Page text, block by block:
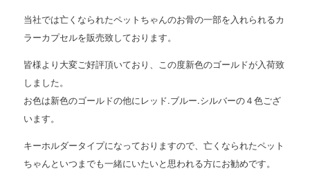
当社では亡くなられたペットちゃんのお骨の一部を入れられるカ
ラーカプセルを販売致しております。
皆様より大変ご好評頂いており、この度新色のゴールドが入荷致
しました。
お色は新色のゴールドの他にレッド.ブルー.シルバーの４色ござ
います。
キーホルダータイプになっておりますので、亡くなられたペット
ちゃんといつまでも一緒にいたいと思われる方にお勧めです。